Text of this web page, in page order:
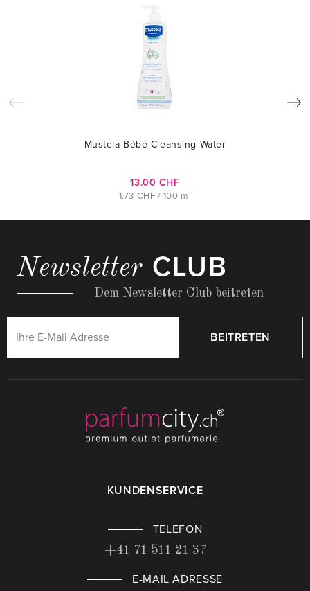
Mustela Bébé Cleansing Water
13.00 CHF
1.73 CHF / 100 ml
Newsletter CLUB
Dem Newsletter Club beitreten
BEITRETEN
KUNDENSERVICE
TELEFON
+41 71 511 21 37
E-MAIL ADRESSE